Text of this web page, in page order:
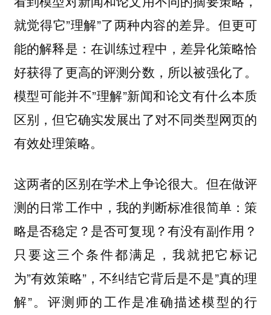
就觉得它”理解”了两种内容的差异。但更可
能的解释是：在训练过程中，差异化策略恰
好获得了更高的评测分数，所以被强化了。
模型可能并不”理解”新闻和论文有什么本质
区别，但它确实发展出了对不同类型网页的
有效处理策略。
这两者的区别在学术上争论很大。但在做评
测的日常工作中，我的判断标准很简单：策
略是否稳定？是否可复现？有没有副作用？
只要这三个条件都满足，我就把它标记
为”有效策略”，不纠结它背后是不是”真的理
解”。评测师的工作是准确描述模型的行